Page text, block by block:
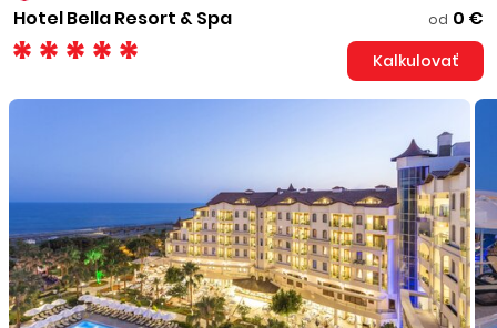
Hotel Bella Resort & Spa
od 0 €
Kalkulovať